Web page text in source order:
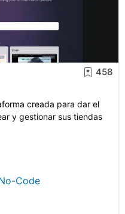
458
creada para dar el
y gestionar sus tiendas
Code